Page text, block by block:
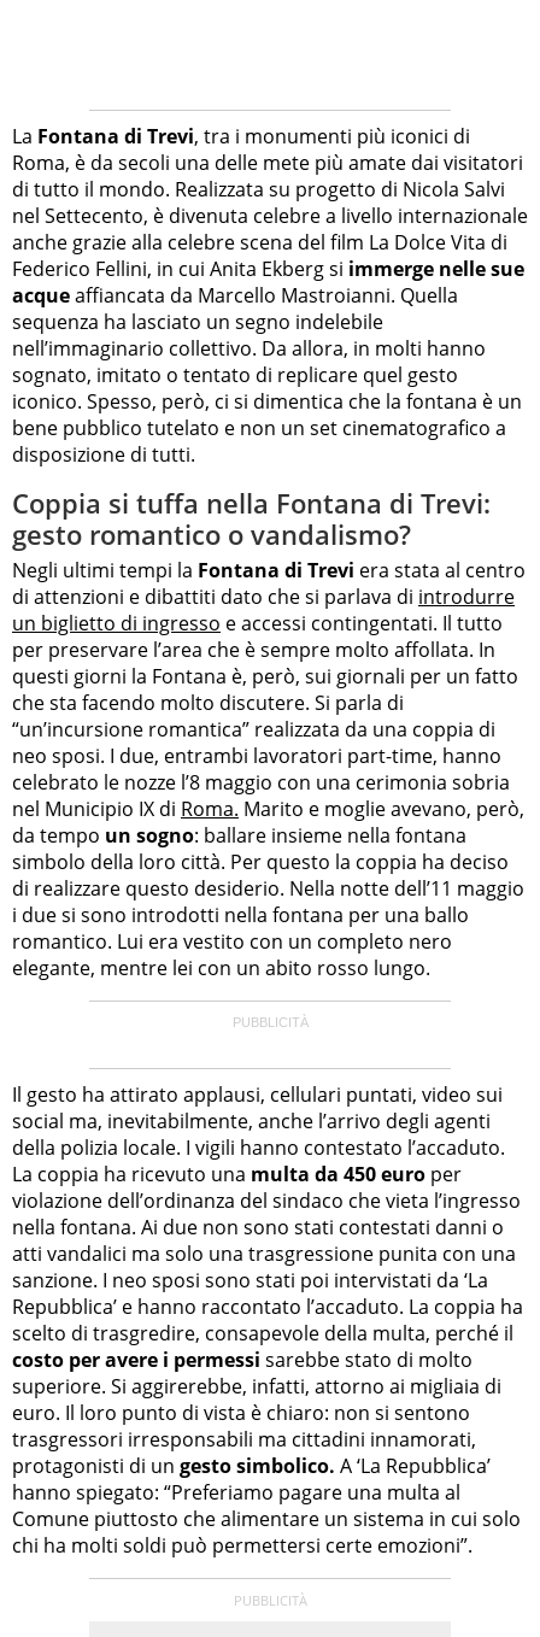
La Fontana di Trevi, tra i monumenti più iconici di
Roma, è da secoli una delle mete più amate dai visitatori
di tutto il mondo. Realizzata su progetto di Nicola Salvi
nel Settecento, è divenuta celebre a livello internazionale
anche grazie alla celebre scena del film La Dolce Vita di
Federico Fellini, in cui Anita Ekberg si immerge nelle sue
acqueaffiancata da Marcello Mastroianni. Quella
sequenza ha lasciato un segno indelebile
nell’immaginario collettivo. Da allora, in molti hanno
sognato, imitato o tentato di replicare quel gesto
iconico. Spesso, però, ci si dimentica che la fontana è un
bene pubblico tutelato e non un set cinematografico a
disposizione di tutti.
Coppia si tuffa nella Fontana di Trevi:
gesto romantico o vandalismo?
Negli ultimi tempi la Fontana di Trevi era stata al centro
di attenzioni e dibattiti dato che si parlava di introdurre
un biglietto di ingresso e accessi contingentati. Il tutto
per preservare l’area che è sempre molto affollata. In
questi giorni la Fontana è, però, sui giornali per un fatto
che sta facendo molto discutere. Si parla di
“un’incursione romantica” realizzata da una coppia di
neo sposi. I due, entrambi lavoratori part-time, hanno
celebrato le nozze l’8 maggio con una cerimonia sobria
nel Municipio IX di Roma. Marito e moglie avevano, però,
da tempo un sogno: ballare insieme nella fontana
simbolo della loro città. Per questo la coppia ha deciso
di realizzare questo desiderio. Nella notte dell’11 maggio
i due si sono introdotti nella fontana per una ballo
romantico. Lui era vestito con un completo nero
elegante, mentre lei con un abito rosso lungo.
Il gesto ha attirato applausi, cellulari puntati, video sui
social ma, inevitabilmente, anche l’arrivo degli agenti
della polizia locale. I vigili hanno contestato l’accaduto.
La coppia ha ricevuto una multa da 450 euro per
violazione dell’ordinanza del sindaco che vieta l’ingresso
nella fontana. Ai due non sono stati contestati danni o
atti vandalici ma solo una trasgressione punita con una
sanzione. I neo sposi sono stati poi intervistati da ‘La
Repubblica’ e hanno raccontato l’accaduto. La coppia ha
scelto di trasgredire, consapevole della multa, perché il
costo per avere i permessi sarebbe stato di molto
superiore. Si aggirerebbe, infatti, attorno ai migliaia di
euro. Il loro punto di vista è chiaro: non si sentono
trasgressori irresponsabili ma cittadini innamorati,
protagonisti di un gesto simbolico. A ‘La Repubblica’
hanno spiegato: “Preferiamo pagare una multa al
Comune piuttosto che alimentare un sistema in cui solo
chi ha molti soldi può permettersi certe emozioni”.